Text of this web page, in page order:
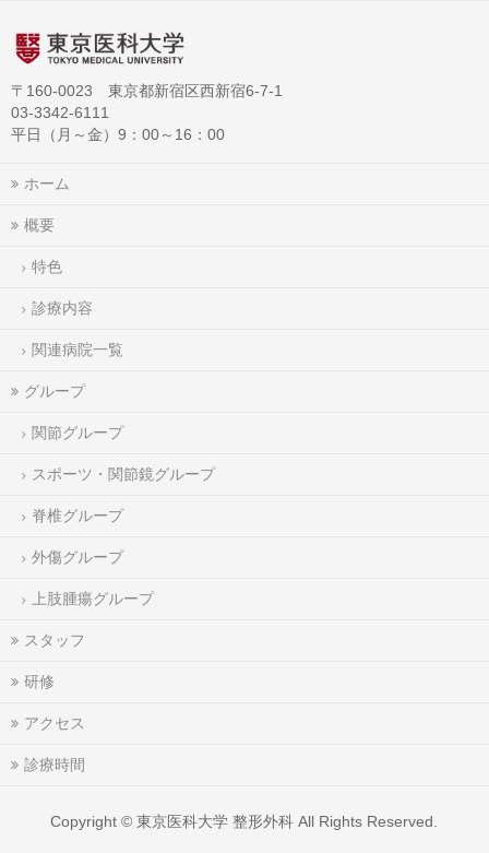
〒160-0023 東京都新宿区西新宿6-7-1
03-3342-6111
平日（月～金）9：00～16：00
ホーム
概要
特色
診療内容
関連病院一覧
グループ
関節グループ
スポーツ・関節鏡グループ
脊椎グループ
外傷グループ
上肢腫瘍グループ
スタッフ
研修
アクセス
診療時間
Copyright ©東京医科大学 整形外科 All Rights Reserved.